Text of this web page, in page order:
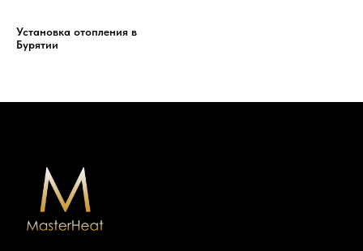
Установка отопления в
Бурятии